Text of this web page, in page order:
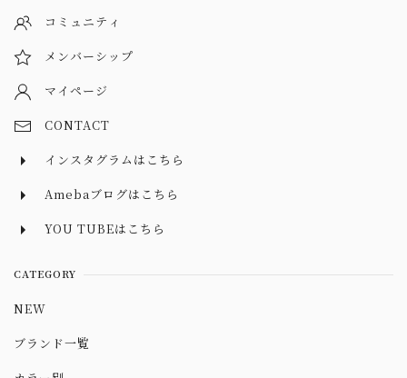
コミュニティ
メンバーシップ
マイページ
CONTACT
インスタグラムはこちら
Amebaブログはこちら
YOU TUBEはこちら
CATEGORY
NEW
ブランド一覧